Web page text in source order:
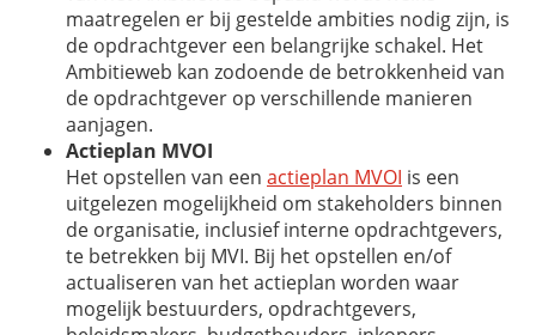
maatregelen er bij gestelde ambities nodig zijn, is
de opdrachtgever een belangrijke schakel. Het
Ambitieweb kan zodoende de betrokkenheid van
de opdrachtgever op verschillende manieren
aanjagen.
Actieplan MVOI
Het opstellen van een actieplan MVOI is een
uitgelezen mogelijkheid om stakeholders binnen
de organisatie, inclusief interne opdrachtgevers,
te betrekken bij MVI. Bij het opstellen en/of
actualiseren van het actieplan worden waar
mogelijk bestuurders, opdrachtgevers,